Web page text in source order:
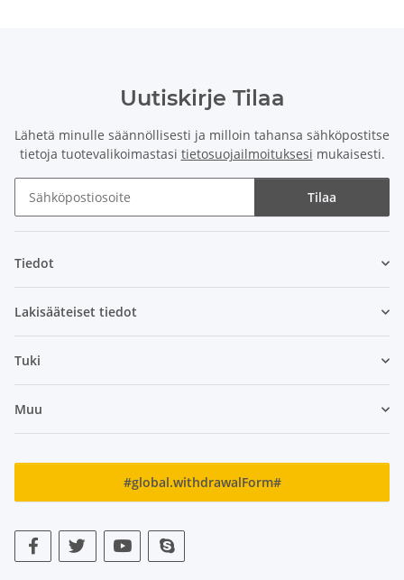
Uutiskirje Tilaa
Lähetä minulle säännöllisesti ja milloin tahansa sähköpostitse
tietoja tuotevalikoimastasi tietosuojailmoituksesi mukaisesti.
Tilaa
Tiedot
Lakisääteiset tiedot
Tuki
Muu
#global.withdrawalForm#